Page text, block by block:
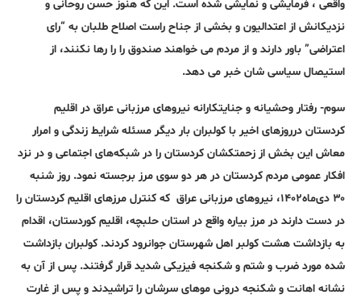
واقعی ، فرمایشی و نمایشی شده است. این که هنوز حسن روحانی و
نزدیکانش از اعتدالیون و بخشی از جناح راست اصلاح طلبان به “رای
اعتراضی” باور دارند و از مردم می خواهند صندوق را را رها نکنند، از
استیصال سیاسی شان خبر می دهد.
سوم- رفتار وحشیانه و جنایتکارانه نیروهای مرزبانی عراق در اقلیم
کردستان درروزهای اخیر با کولبران بار دیگر مسئله شرایط زندگی و امرار
معاش این بخش از زحمتکشان کردستان را در شبکه‌های اجتماعی و در نزد
افکار عمومی مردم کردستان در هر دو سوی مرز برجسته نمود. روز شنبه
۳۰ دی‌ماه۱۴۰۲، نیروهای مرزبانی عراق که کنترل مرزهای اقلیم کردستان را
در دست دارند در مرز بیاره واقع در استان حلبچه، اقلیم کوردستان، اقدام
به بازداشت هشت کولبر اهل شهرستان جوانرود کردند. کولبران بازداشت
شده مورد ضرب و شتم و شکنجه فیزیکی شدید قرار گرفتند. پس از آن به
نشانه اهانت و شکنجه درونی موهای سرشان را تراشیدند و پس از غارت